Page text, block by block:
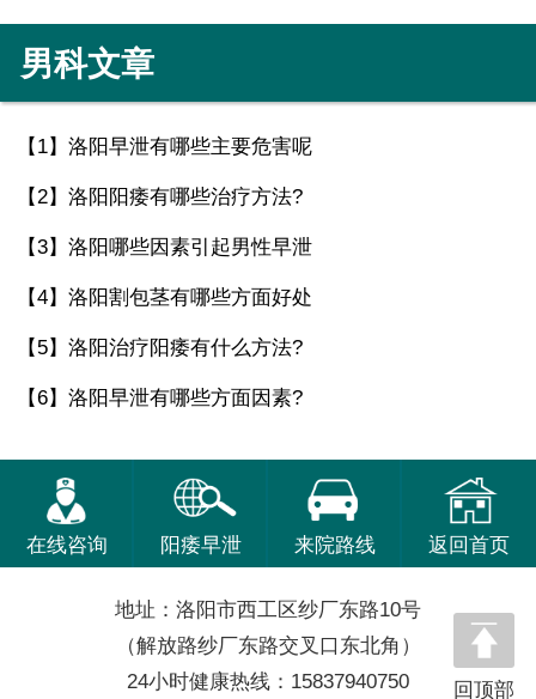
男科文章
【1】 洛阳早泄有哪些主要危害呢
【2】 洛阳阳痿有哪些治疗方法?
【3】 洛阳哪些因素引起男性早泄
【4】 洛阳割包茎有哪些方面好处
【5】 洛阳治疗阳痿有什么方法?
【6】 洛阳早泄有哪些方面因素?
在线咨询 阳痿早泄 来院路线 返回首页
回顶部
地址：洛阳市西工区纱厂东路10号
（解放路纱厂东路交叉口东北角）
24小时健康热线：15837940750